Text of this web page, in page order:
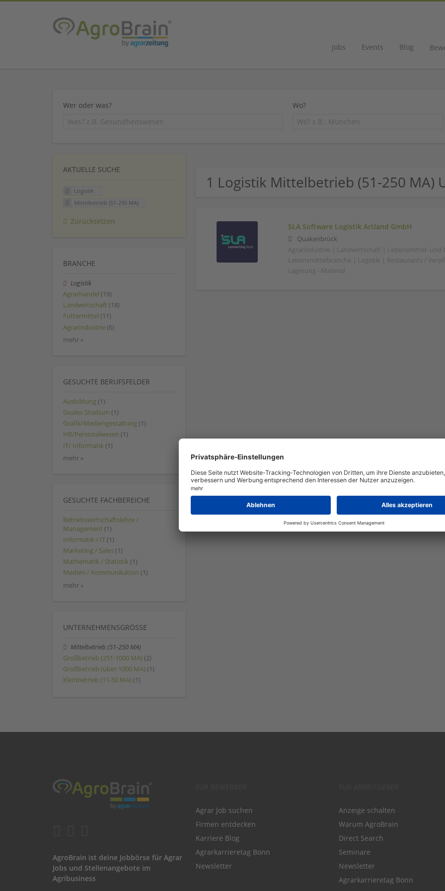
Jobs Events Blog
Wer oder was? Wo?
1 Logistik Mittelbetrieb (51-250 MA)
SLA Software Logistik Artland GmbH
Quakenbrück
Agrarindustrie | Landwirtschaft | Lebensmittel- und
Lebensmittelbranche | Logistik | Restaurants /
Lagerung - Material
AKTUELLE SUCHE
Logistik
Mittelbetrieb (51-250 MA)
Zurücksetzen
BRANCHE
Logistik
Agrarhandel (19)
Landwirtschaft (18)
Futtermittel (11)
Agrarindustrie (6)
mehr »
GESUCHTE BERUFSFELDER
Ausbildung (1)
Duales Studium (1)
Grafik/Mediengestaltung (1)
HR/Personalwesen (1)
IT/ Informatik (1)
mehr »
GESUCHTE FACHBEREICHE
Betriebswirtschaftslehre /
Management (1)
Informatik / IT (1)
Marketing / Sales (1)
Mathematik / Statistik (1)
Medien / Kommunikation (1)
mehr »
UNTERNEHMENSGRÖSSE
Mittelbetrieb (51-250 MA)
Großbetrieb (251-1000 MA) (2)
Großbetrieb (über 1000 MA) (1)
Kleinbetrieb (11-50 MA) (1)
AgroBrain ist deine Jobbörse für Agrar
Jobs und Stellenangebote im
Agribusiness
Agrar Job suchen
Firmen entdecken
Karriere Blog
Agrarkarrieretag Bonn
Newsletter
Anzeige schalten
Warum AgroBrain
Direct Search
Seminare
Newsletter
Agrarkarrieretag Bonn